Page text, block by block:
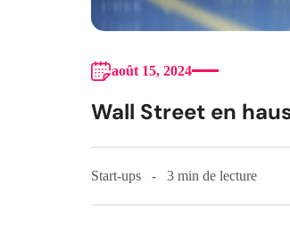
août 15, 2024
Wall Street en
Start-ups 3 min de lecture